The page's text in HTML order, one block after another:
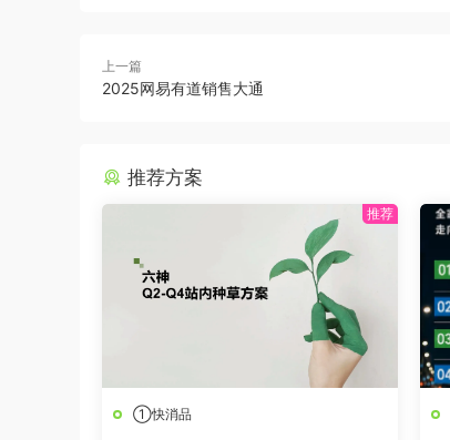
上一篇
2025网易有道销售大通
推荐方案
①快消品